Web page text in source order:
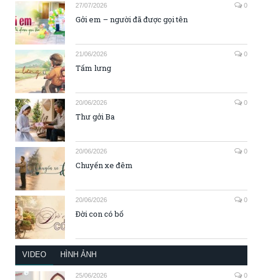
27/07/2026 0
Gởi em – người đã được gọi tên
21/06/2026 0
Tấm lưng
20/06/2026 0
Thư gởi Ba
20/06/2026 0
Chuyến xe đêm
20/06/2026 0
Đời con có bố
VIDEO HÌNH ẢNH
25/06/2026 0